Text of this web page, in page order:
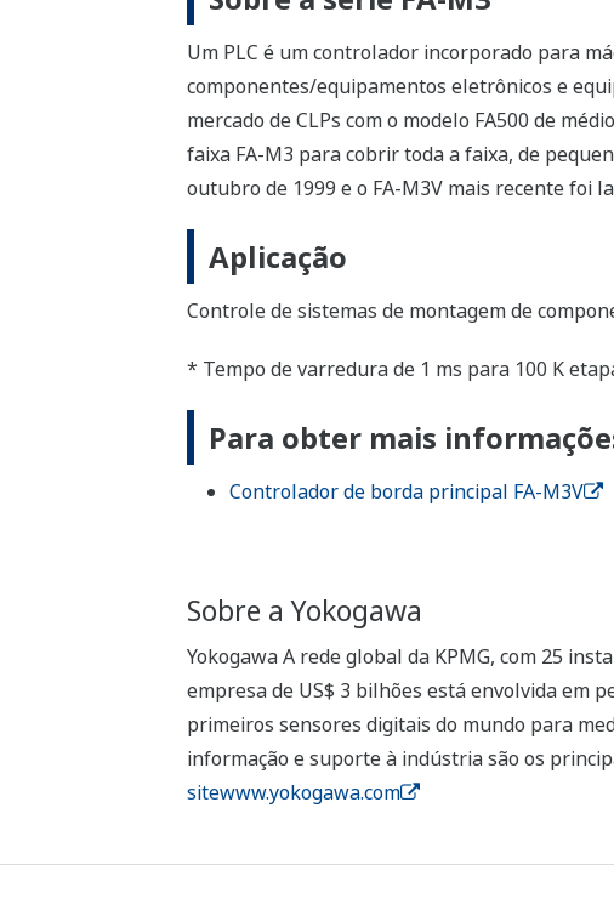
Um PLC é um controlador incorporado para
componentes/equipamentos eletrônicos e
mercado de CLPs com o modelo FA500 de
faixa FA-M3 para cobrir toda a faixa, de
outubro de 1999 e o FA-M3V mais recente foi
Aplicação
Controle de sistemas de montagem de
* Tempo de varredura de 1 ms para 100 K
Para obter mais
Controlador de borda principal FA-M3V
Sobre a Yokogawa
Yokogawa A rede global da KPMG, com 25
empresa de US$ 3 bilhões está envolvida em
primeiros sensores digitais do mundo para
informação e suporte à indústria são os
sitewww.yokogawa.com